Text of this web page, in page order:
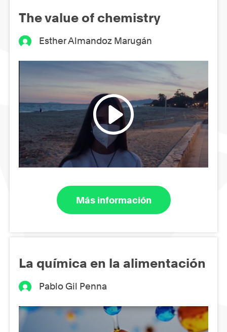
The value of chemistry
Esther Almandoz Marugán
Más información
La química en la alimentación
Pablo Gil Penna